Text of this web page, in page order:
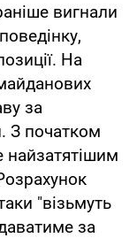
вигнали
На
за
З початком
найзатятішим
"візьмуть
за